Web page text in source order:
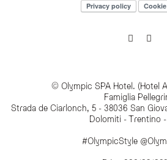
Privacy policy
© Olympic SPA Hotel. (Hotel
Famiglia
Strada de Ciarlonch, 5 - 38036 San
Dolomiti - Trentino
#OlympicStyle